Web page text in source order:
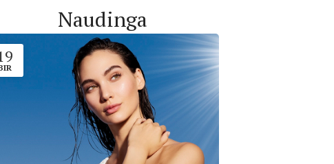
Naudinga